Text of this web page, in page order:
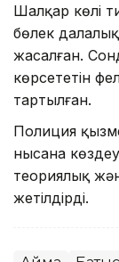
Шалқар көлі
бөлек
жасалған.
көрсететін
тартылған.
Полиция
нысана
теориялық
жетілдірді.